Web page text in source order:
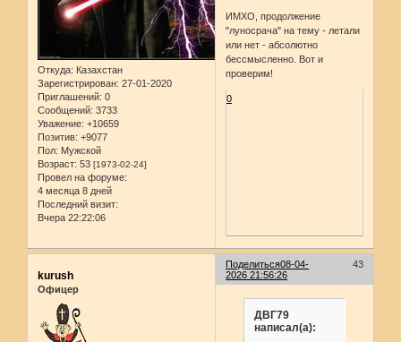
Откуда: Казахстан
Зарегистрирован: 27-01-2020
Приглашений: 0
Сообщений: 3733
Уважение: +10659
Позитив: +9077
Пол: Мужской
Возраст: 53 [1973-02-24]
Провел на форуме:
4 месяца 8 дней
Последний визит:
Вчера 22:22:06
ИМХО, продолжение
"луносрача" на тему - летали
или нет - абсолютно
бессмысленно. Вот и
проверим!
0
Поделиться 43
08-04-
2026 21:56:26
kurush
Офицер
ДВГ79
написал(а):